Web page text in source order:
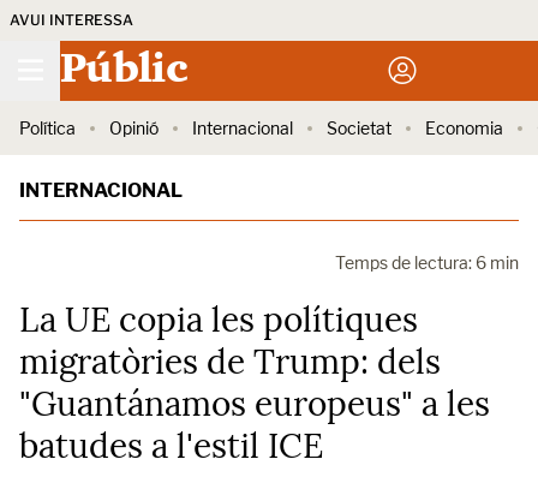
AVUI INTERESSA
Públic
Política Opinió Internacional Societat Economia
INTERNACIONAL
Temps de lectura: 6 min
La UE copia les polítiques
migratòries de Trump: dels
"Guantánamos europeus" a les
batudes a l'estil ICE